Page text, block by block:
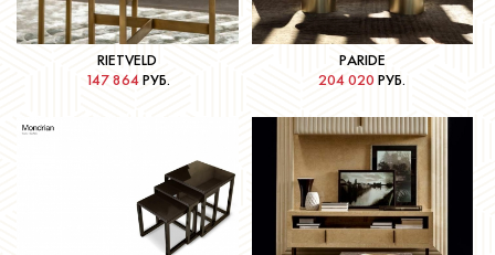
Подробнее
RIETVELD
147 864РУБ.
Подробнее
PARIDE
204 020 РУБ.